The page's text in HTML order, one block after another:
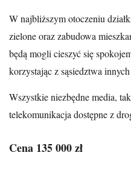
W najbliższym otoczeniu
zielone oraz zabudowa
będą mogli cieszyć się
korzystając z sąsiedztwa
Wszystkie niezbędne media,
telekomunikacja dostępne z
Cena 135 000 zł